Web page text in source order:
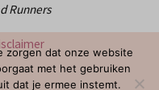
Runners
zorgen dat onze website
met het gebruiken
dat je ermee instemt.